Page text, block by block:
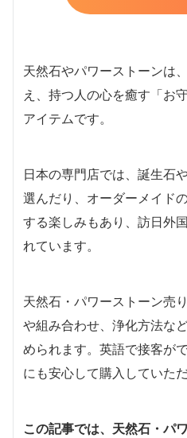
天然石やパワーストーンは
え、持つ人の心を癒す「お
アイテムです。
日本の専門店では、誕生石
選んだり、オーダーメイド
する楽しみもあり、訪日外
れています。
天然石・パワーストーン売
や組み合わせ、浄化方法な
められます。英語で接客が
にも安心して購入していた
この記事では、天然石・パ